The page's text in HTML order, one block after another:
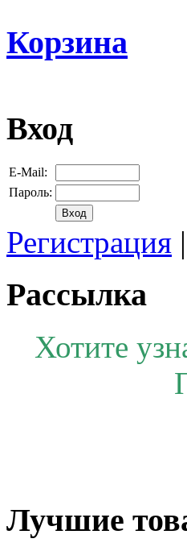
Корзина
Вход
E-Mail:
Пароль:
Регистрация |
Рассылка
Хотите
Лучшие